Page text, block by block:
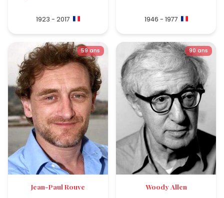
1923 - 2017 1946 - 1977
59 ans
Jean-Paul Rouve
90 ans
Woody Allen